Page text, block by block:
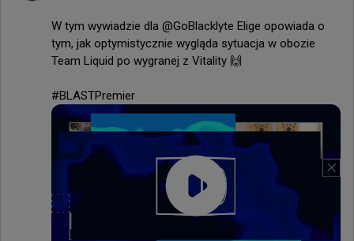
W tym wywiadzie dla @GoBlacklyte Elige opowiada o
tym, jak optymistycznie wygląda sytuacja w obozie
Team Liquid po wygranej z Vitality 🙌
#BLASTPremier